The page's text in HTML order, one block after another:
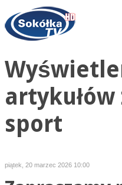
sport
piątek, 20 marzec 2026 10:00